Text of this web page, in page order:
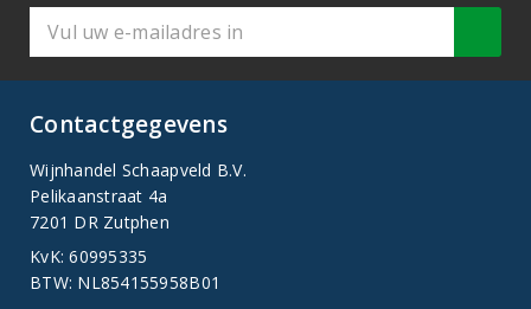
Contactgegevens
Wijnhandel Schaapveld B.V.
Pelikaanstraat 4a
7201 DR Zutphen
KvK: 60995335
BTW: NL854155958B01